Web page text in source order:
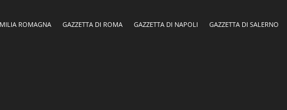
ROMAGNA GAZZETTA DI ROMA GAZZETTA DI NAPOLI GAZZETTA DI SALERNO